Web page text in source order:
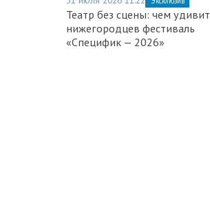
Театр без сцены: чем удивит
нижегородцев фестиваль
«Специфик — 2026»